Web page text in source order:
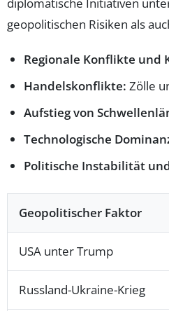
geopolitischen Risiken als
Regionale Konflikte und
Handelskonflikte: Zölle
Aufstieg von
Technologische
Politische Instabilität
Geopolitischer Faktor
USA unter Trump
Russland-Ukraine-Krieg